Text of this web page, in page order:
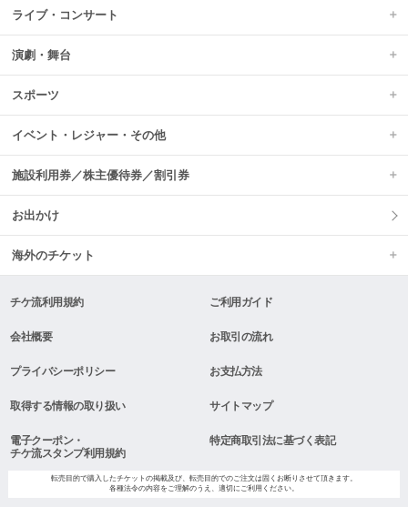
ライブ・コンサート
演劇・舞台
スポーツ
イベント・レジャー・その他
施設利用券／株主優待券／割引券
お出かけ
海外のチケット
チケ流利用規約 ご利用ガイド
会社概要 お取引の流れ
プライバシーポリシー お支払方法
取得する情報の取り扱い サイトマップ
電子クーポン・
チケ流スタンプ利用規約
特定商取引法に基づく表記
転売目的で購入したチケットの掲載及び、転売目的でのご注文は固くお断りさせて頂きます。
各種法令の内容をご理解のうえ、適切にご利用ください。